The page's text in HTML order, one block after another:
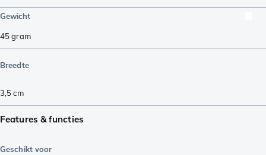
Gewicht
45gram
Breedte
3,5cm
Features & functies
Geschikt voor